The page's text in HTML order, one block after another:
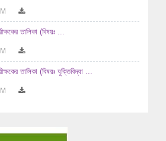
তালিকা (বিষয়ঃ ...
তালিকা (বিষয়ঃ যুক্তিবিদ্যা ...